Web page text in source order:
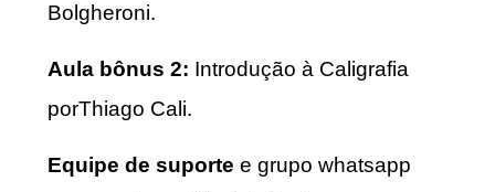
Bolgheroni.
Aula bônus 2: Introdução à Caligrafia
porThiago Cali.
Equipe de suporte e grupo whatsapp